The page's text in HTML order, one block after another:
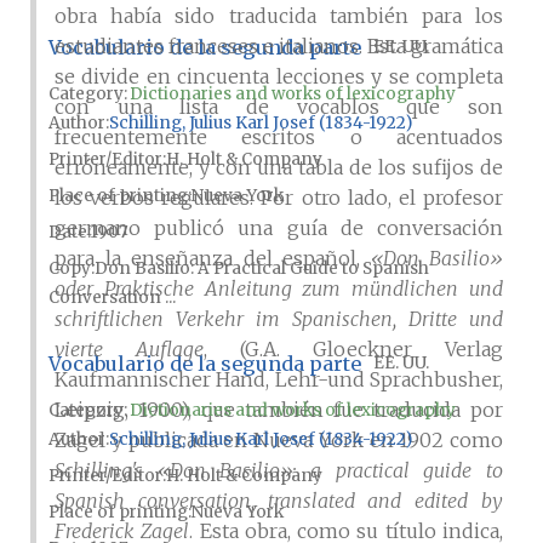
obra había sido traducida también para los
estudiantes franceses e italianos. Esta gramática
se divide en cincuenta lecciones y se completa
con una lista de vocablos que son
frecuentemente escritos o acentuados
erróneamente, y con una tabla de los sufijos de
los verbos regulares. Por otro lado, el profesor
germano publicó una guía de conversación
para la enseñanza del español,«Don Basilio»
oder Praktische Anleitung zum mündlichen und
schriftlichen Verkehr im Spanischen, Dritte und
vierte Auflage, (G.A. Gloeckner Verlag
Kaufmannischer Hand, Lehr-und Sprachbusher,
Leipzig, 1900), que también fue traducida por
Zagel y publicada en Nueva York en 1902 como
Schilling's «Don Basilio»: a practical guide to
Spanish conversation, translated and edited by
Frederick Zagel. Esta obra, como su título indica,
Vocabulario de la segunda parte EE. UU.
Category:Dictionaries and works of lexicography
Author Schilling, Julius Karl Josef (1834-1922)
Printer/EditorH. Holt & Company
Place of printingNueva York
Date1907
CopyDon Basilio: A Practical Guide to Spanish
Conversation ...
Vocabulario de la segunda parte EE. UU.
Category:Dictionaries and works of lexicography
Author Schilling, Julius Karl Josef (1834-1922)
Printer/EditorH. Holt & Company
Place of printingNueva York